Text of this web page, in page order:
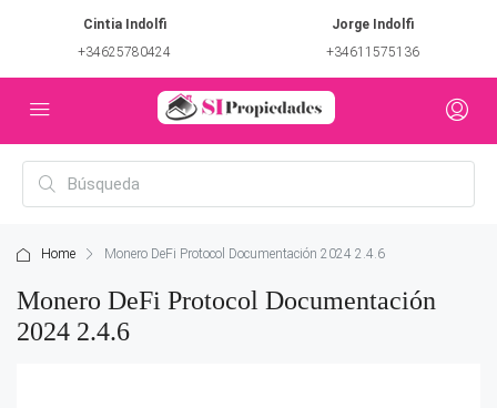
Cintia Indolfi
+34625780424
Jorge Indolfi
+34611575136
Home Monero DeFi Protocol Documentación 2024 2.4.6
Monero DeFi Protocol Documentación
2024 2.4.6